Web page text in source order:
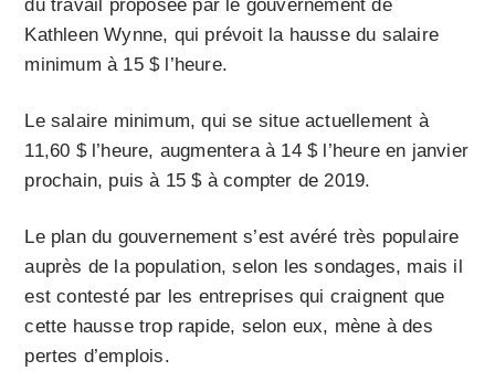
du travail proposée par le gouvernement de
Kathleen Wynne, qui prévoit la hausse du salaire
minimum à 15 $ l’heure.
Le salaire minimum, qui se situe actuellement à
11,60 $ l’heure, augmentera à 14 $ l’heure en janvier
prochain, puis à 15 $ à compter de 2019.
Le plan du gouvernement s’est avéré très populaire
auprès de la population, selon les sondages, mais il
est contesté par les entreprises qui craignent que
cette hausse trop rapide, selon eux, mène à des
pertes d’emplois.